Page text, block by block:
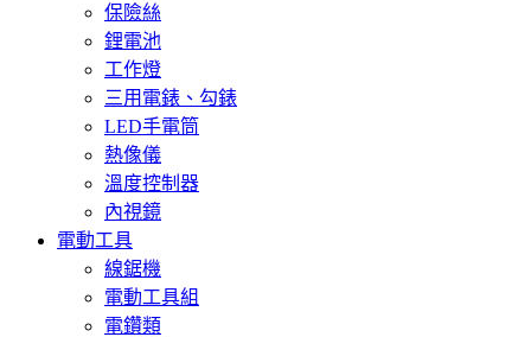
保險絲
鋰電池
工作燈
三用電錶、勾錶
LED手電筒
熱像儀
溫度控制器
內視鏡
電動工具
線鋸機
電動工具組
電鑽類